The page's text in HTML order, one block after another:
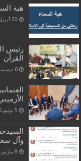
هبة
20 أبريل,2026
رئیس
القرآن
6 ديسمبر,2016
5 يونيو,2015
وآل
8 مارس,2016